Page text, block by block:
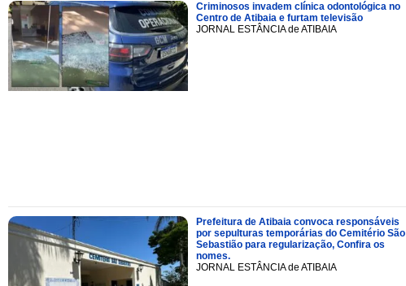
Criminosos invadem clínica odontológica no
Centro de Atibaia e furtam televisão
JORNAL ESTÂNCIA de ATIBAIA
Prefeitura de Atibaia convoca responsáveis
por sepulturas temporárias do Cemitério São
Sebastião para regularização, Confira os
nomes.
JORNAL ESTÂNCIA de ATIBAIA